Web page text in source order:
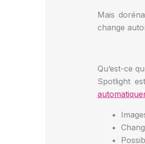
Mais
change
Qu’est-ce
Spotlight